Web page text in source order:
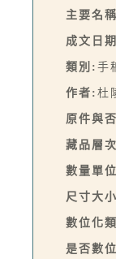
主要名
成文日
類別: 手
作者: 杜
原件與
藏品層
數量單
尺寸大
數位化
是否數